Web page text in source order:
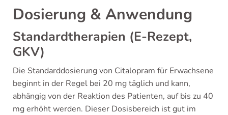
Dosierung & Anwendung
Standardtherapien (E-Rezept,
GKV)
Die Standarddosierung von Citalopram für Erwachsene
beginnt in der Regel bei 20 mg täglich und kann,
abhängig von der Reaktion des Patienten, auf bis zu 40
mg erhöht werden. Dieser Dosisbereich ist gut im